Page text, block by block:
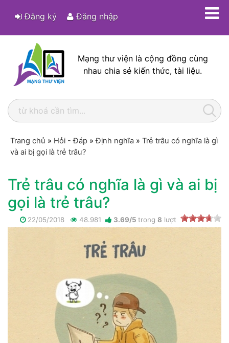
Đăng ký Đăng nhập
Mạng thư viện là cộng đồng cùng
nhau chia sẻ kiến thức, tài liệu.
Trang chủ » Hỏi - Đáp »Định nghĩa » Trẻ trâu có nghĩa là gì
và ai bị gọi là trẻ trâu?
Trẻ trâu có nghĩa là gì và ai bị
gọi là trẻ trâu?
22/05/2018 48.981 3.69/5 trong 8 lượt